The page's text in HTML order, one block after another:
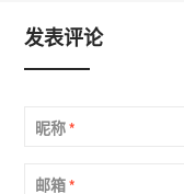
发表评论
昵称*
邮箱*